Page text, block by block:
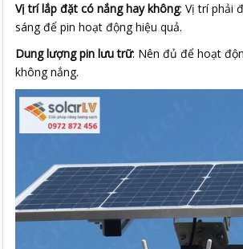
Vị trí lắp đặt có nắng hay không: Vị trí phải
sáng để pin hoạt động hiệu quả.
Dung lượng pin lưu trữ: Nên đủ để hoạt
không nắng.